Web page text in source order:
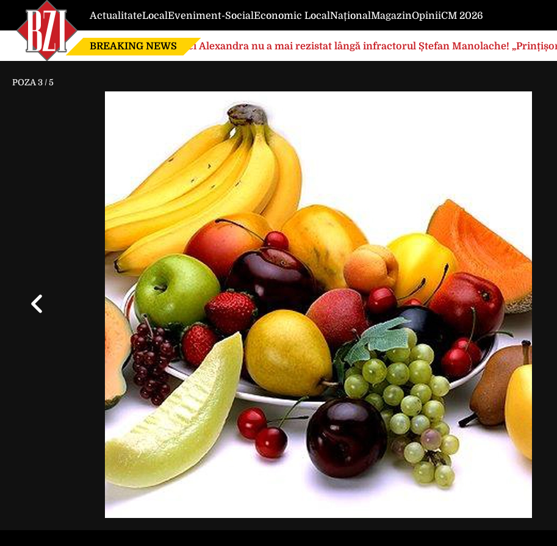
ActualitateLocalEveniment-SocialEconomic LocalNaționalMagazinOpiniiCM 2026
BREAKING NEWS Nici Alexandra nu a mai rezistat lângă infractorul Ștefan Manolache!
de căsnicie
POZA 3 /5